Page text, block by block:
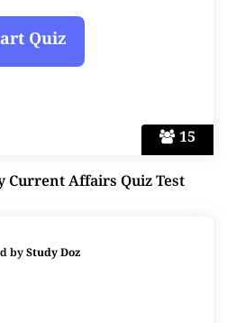
15
Current Affairs Quiz Test
byStudy Doz